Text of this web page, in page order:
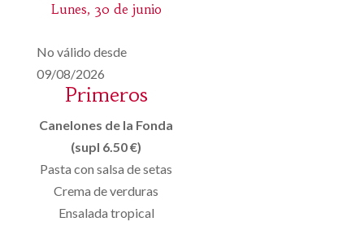
Lunes, 30 de junio
No válido desde
09/08/2026
Primeros
Canelones de la Fonda
(supl 6.50 €)
Pasta con salsa de setas
Crema de verduras
Ensalada tropical